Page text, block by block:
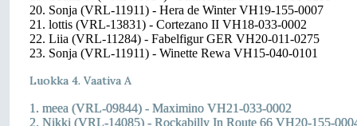
20. Sonja (VRL-11911) - Hera de Winter VH19-155-0007
21. lottis (VRL-13831) - Cortezano II VH18-033-0002
22. Liia (VRL-11284) - Fabelfigur GER VH20-011-0275
23. Sonja (VRL-11911) - Winette Rewa VH15-040-0101
Luokka 4. Vaativa A
1. meea (VRL-09844) - Maximino VH21-033-0002
2. Nikki (VRL-14085) - Rockabilly In Route 66 VH20-155-